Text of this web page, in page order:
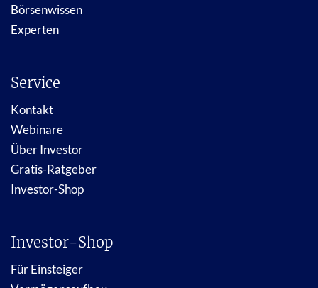
Börsenwissen
Experten
Service
Kontakt
Webinare
Über Investor
Gratis-Ratgeber
Investor-Shop
Investor-Shop
Für Einsteiger